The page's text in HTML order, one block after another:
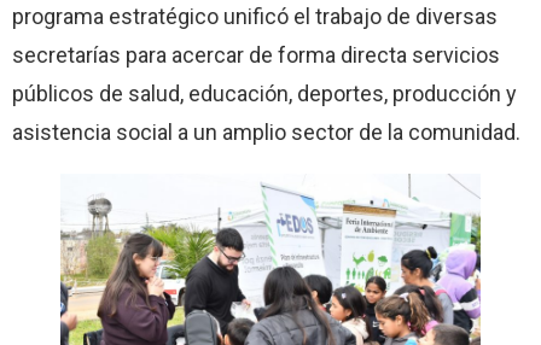
programa estratégico unificó el trabajo de diversas
secretarías para acercar de forma directa servicios
públicos de salud, educación, deportes, producción y
asistencia social a un amplio sector de la comunidad.